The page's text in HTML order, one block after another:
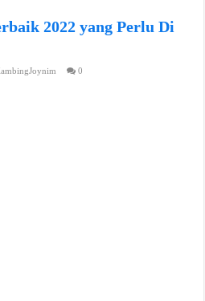
2022 yang Perlu Di
0